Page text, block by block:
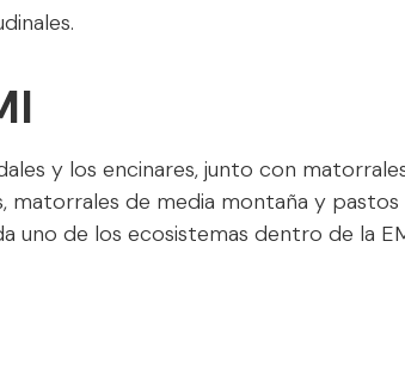
y los encinares, junto con
de media montaña y pastos
uno de los ecosistemas dentro de la